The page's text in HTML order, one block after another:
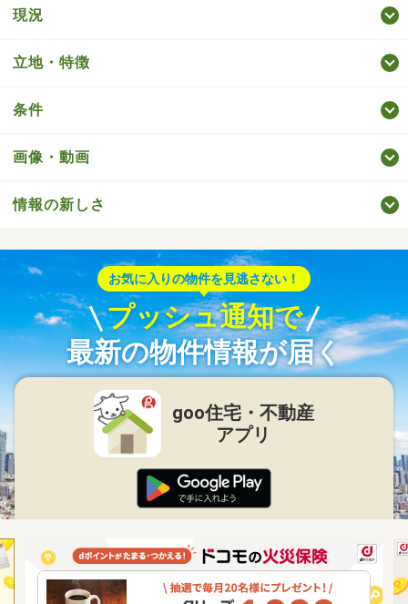
現況
立地・特徴
条件
画像・動画
情報の新しさ
お気に入りの物件を見逃さない！
プッシュ通知で
最新の物件情報が届く
goo住宅・不動産
アプリ